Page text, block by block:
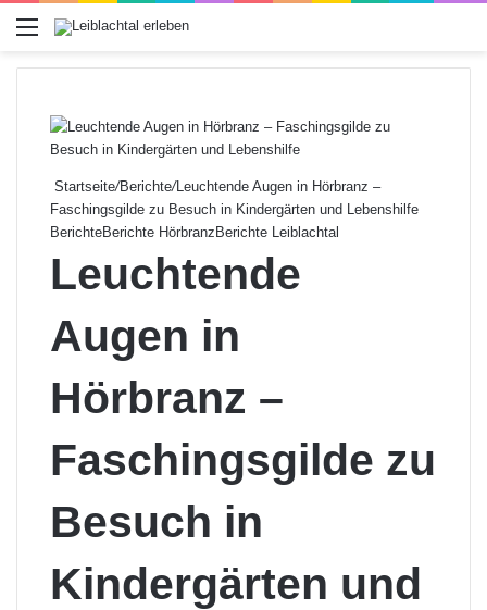
Menü
Startseite/Berichte/Leuchtende Augen in Hörbranz –
Faschingsgilde zu Besuch in Kindergärten und Lebenshilfe
BerichteBerichte Hörbranz Berichte Leiblachtal
Leuchtende
Augen in
Hörbranz –
Faschingsgilde zu
Besuch in
Kindergärten und